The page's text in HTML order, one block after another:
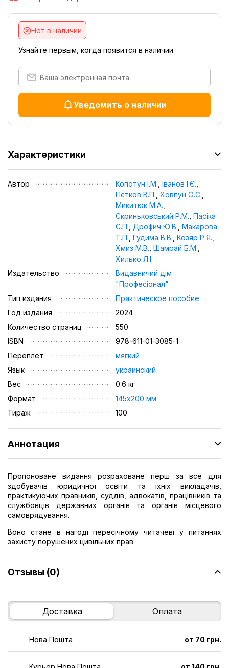
Нет в наличии
Узнайте первым, когда появится в наличии
Уведомить о наличии
Характеристики
Автор Копотун І.М. Іванов І.Є.
Пєтков В.П. Ховпун О.С.
Микитюк М.А.
Скриньковський Р.М. Пасіка
С.П. Дрофич Ю.В. Макарова
Т.П. Гудима В.В. Козяр Р.Я.
Хмиз М.В. Шамрай Б.М.
Хилько Л.І.
Издательство
Видавничий дім
"Професіонал"
Тип издания
Практическое пособие
Год издания
2024
Количество страниц
550
ISBN
978-611-01-3085-1
Переплет
мягкий
Язык
украинский
Вес
0.6 кг
Формат
145х200 мм
Тираж
100
Аннотация
Пропоноване видання розраховане перш за все для
здобувачів юридичної освіти та їхніх викладачів,
практикуючих правників, суддів, адвокатів, працівників та
службовців державних органів та органів місцевого
самоврядування.
Воно стане в нагоді пересічному читачеві у питаннях
захисту порушених цивільних прав
Отзывы (0)
Доставка Оплата
Нова Пошта от 70 грн.